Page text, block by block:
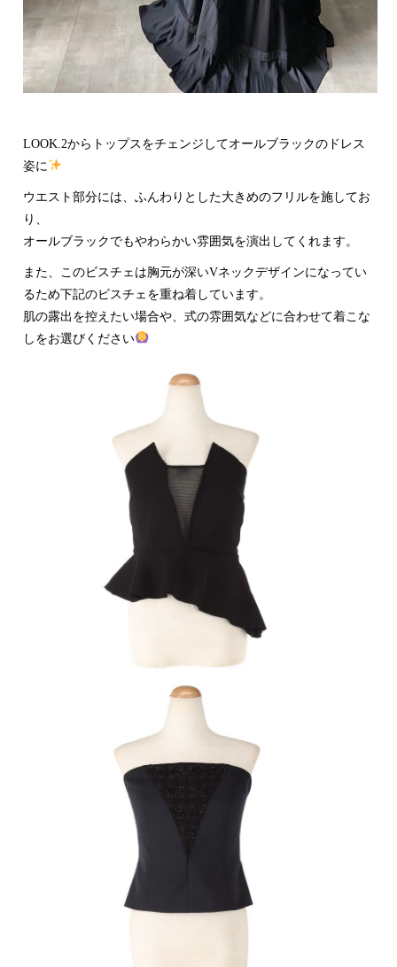
LOOK.2からトップスをチェンジしてオールブラックのドレス
姿に
ウエスト部分には、ふんわりとした大きめのフリルを施してお
り、
オールブラックでもやわらかい雰囲気を演出してくれます。
また、このビスチェは胸元が深いVネックデザインになってい
るため下記のビスチェを重ね着しています。
肌の露出を控えたい場合や、式の雰囲気などに合わせて着こな
しをお選びください